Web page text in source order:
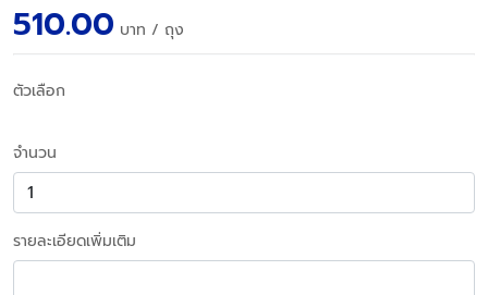
510.00 บาท / ถุง
ตัวเลือก
จำนวน
รายละเอียดเพิ่มเติม